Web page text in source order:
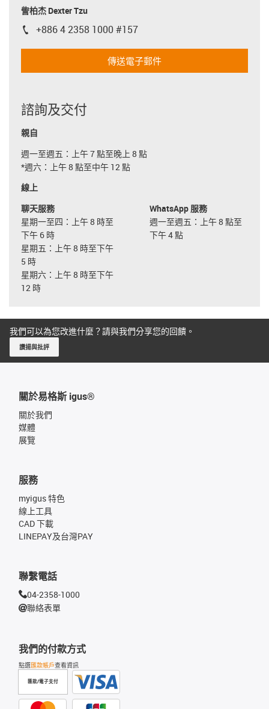
訾柏杰 Dexter Tzu
igus-icon-phone
+886 4 2358 1000 #157
傳送電子郵件
諮詢及交付
親自
週一至週五：上午 7 點至晚上 8 點
*週六：上午 8 點至中午 12 點
線上
聊天服務
星期一至四：上午 8 時至
下午 6 時
星期五：上午 8 時至下午
5 時
星期六：上午 8 時至下午
12 時
WhatsApp 服務
週一至週五：上午 8 點至
下午 4 點
我們可以為您改進什麼？請與我們分享您的回饋。
讚揚與批評
關於易格斯 igus®
關於我們
媒體
展覽
我們的付款方式
點選匯款帳戶查看資訊
匯款/電子支付
服務
myigus 特色
線上工具
CAD 下載
LINEPAY及台灣PAY
聯繫電話
04-2358-1000
聯絡表單